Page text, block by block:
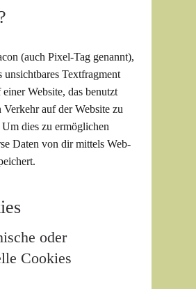
(auch Pixel-Tag genannt),
unsichtbares Textfragment
Website, das benutzt
auf der Website zu
dies zu ermöglichen
Daten von dir mittels Web-
oder
Cookies